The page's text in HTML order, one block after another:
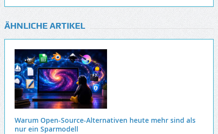
ÄHNLICHE ARTIKEL
Warum Open-Source-Alternativen heute mehr sind als
nur ein Sparmodell